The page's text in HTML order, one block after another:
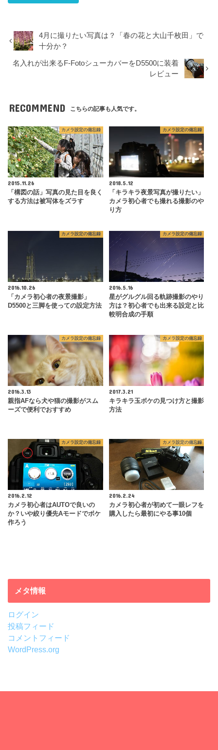
4月に撮りたい写真は？「春の花と大山千枚田」で
十分か？
名入れが出来るF-FotoシューカバーをD5500に装着
レビュー
RECOMMEND こちらの記事も人気です。
カメラ設定の備忘録
2015.11.26
「構図の話」写真の見た目を良く
する方法は被写体をズラす
カメラ設定の備忘録
2018.5.12
「キラキラ夜景写真が撮りたい」
カメラ初心者でも撮れる撮影のや
り方
カメラ設定の備忘録
2016.10.26
「カメラ初心者の夜景撮影」
D5500と三脚を使っての設定方法
カメラ設定の備忘録
2016.5.16
星がグルグル回る軌跡撮影のやり
方は？初心者でも出来る設定と比
較明合成の手順
カメラ設定の備忘録
2016.3.13
親指AFなら犬や猫の撮影がスム
ーズで便利でおすすめ
カメラ設定の備忘録
2017.3.21
キラキラ玉ボケの見つけ方と撮影
方法
カメラ設定の備忘録
2016.2.12
カメラ初心者はAUTOで良いの
か？いや絞り優先Aモードでボケ
作ろう
カメラ設定の備忘録
2016.2.24
カメラ初心者が初めて一眼レフを
購入したら最初にやる事10個
メタ情報
ログイン
投稿フィード
コメントフィード
WordPress.org